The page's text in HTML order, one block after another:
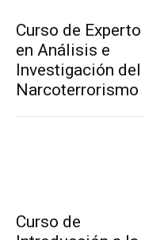
Curso de Experto
en Análisis e
Investigación del
Narcoterrorismo
Curso de